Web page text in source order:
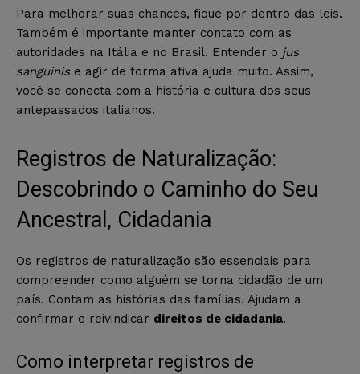
Para melhorar suas chances, fique por dentro das leis.
Também é importante manter contato com as
autoridades na Itália e no Brasil. Entender o jus
sanguinise agir de forma ativa ajuda muito. Assim,
você se conecta com a história e cultura dos seus
antepassados italianos.
Registros de Naturalização:
Descobrindo o Caminho do Seu
Ancestral, Cidadania
Os registros de naturalização são essenciais para
compreender como alguém se torna cidadão de um
país. Contam as histórias das famílias. Ajudam a
confirmar e reivindicar direitos de cidadania.
Como interpretar registros de